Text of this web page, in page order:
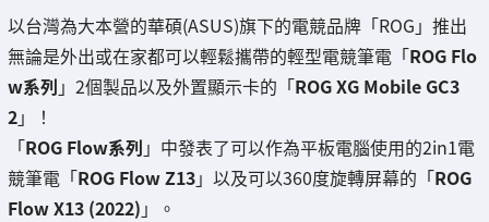
以台灣為大本營的華碩(ASUS)旗下的電競品牌「ROG」推出
無論是外出或在家都可以輕鬆攜帶的輕型電競筆電「ROG Flo
w系列 」2個製品以及外置顯示卡的「ROG XG Mobile GC3
2」！
「ROG Flow系列 」中發表了可以作為平板電腦使用的2in1電
競筆電「ROG Flow Z13」以及可以360度旋轉屏幕的「ROG
Flow X13 (2022) 」。